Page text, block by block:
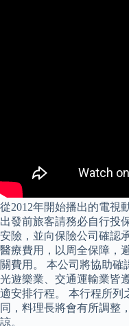
從2012年開始播出的電視
出發前旅客請務必自行投
安險，並向保險公司確認
醫療費用，以周全保障，
關費用。 本公司將協助確
光遊樂業、交通運輸業皆
適安排行程。 本行程所列
同，料理長將會有所調整
諒。